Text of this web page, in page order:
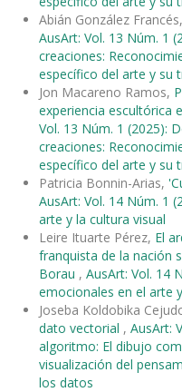
Abián González Francés,
AusArt: Vol. 13 Núm. 1
creaciones:
específico del arte y su
Jon Macareno Ramos,
experiencia escultórica
Vol. 13 Núm. 1 (2025):
creaciones:
específico del arte y su
Patricia Bonnin-Arias,
AusArt: Vol. 14 Núm. 1
arte y la cultura visual
Leire Ituarte Pérez, El
franquista de la nación
Borau , AusArt: Vol. 14
emocionales en el arte
Joseba Koldobika
dato vectorial , AusArt:
algoritmo: El dibujo
visualización del
los datos